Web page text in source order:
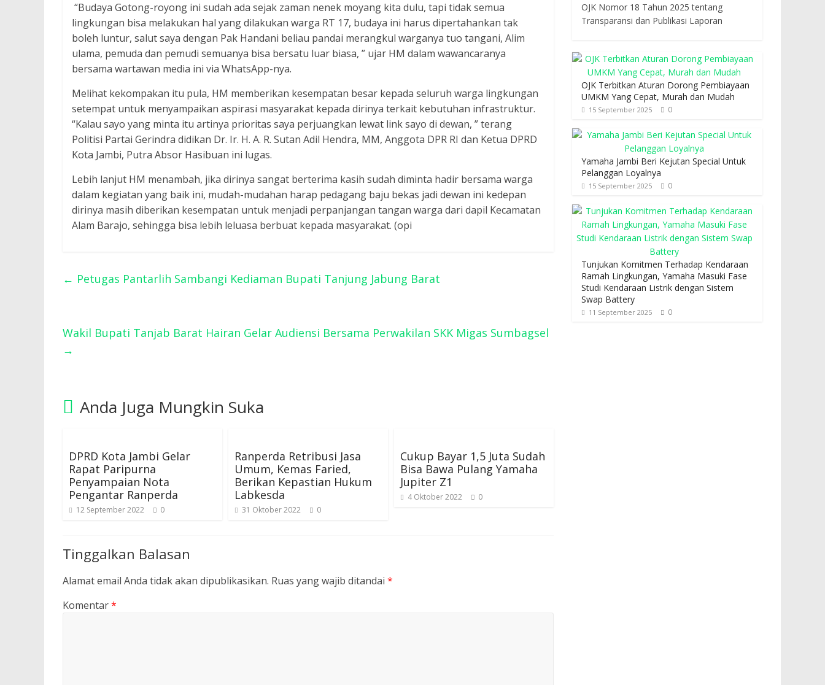
“Budaya Gotong-royong ini sudah ada sejak zaman nenek moyang kita dulu, tapi tidak semua
lingkungan bisa melakukan hal yang dilakukan warga RT 17, budaya ini harus dipertahankan tak
boleh luntur, salut saya dengan Pak Handani beliau pandai merangkul warganya tuo tangani, Alim
ulama, pemuda dan pemudi semuanya bisa bersatu luar biasa, ” ujar HM dalam wawancaranya
bersama wartawan media ini via WhatsApp-nya.
Melihat kekompakan itu pula, HM memberikan kesempatan besar kepada seluruh warga lingkungan
setempat untuk menyampaikan aspirasi masyarakat kepada dirinya terkait kebutuhan infrastruktur.
“Kalau sayo yang minta itu artinya prioritas saya perjuangkan lewat link sayo di dewan, ” terang
Politisi Partai Gerindra didikan Dr. Ir. H. A. R. Sutan Adil Hendra, MM, Anggota DPR RI dan Ketua DPRD
Kota Jambi, Putra Absor Hasibuan ini lugas.
Lebih lanjut HM menambah, jika dirinya sangat berterima kasih sudah diminta hadir bersama warga
dalam kegiatan yang baik ini, mudah-mudahan harap pedagang baju bekas jadi dewan ini kedepan
dirinya masih diberikan kesempatan untuk menjadi perpanjangan tangan warga dari dapil Kecamatan
Alam Barajo, sehingga bisa lebih leluasa berbuat kepada masyarakat. (opi
← Petugas Pantarlih Sambangi Kediaman Bupati Tanjung Jabung Barat
Wakil Bupati Tanjab Barat Hairan Gelar Audiensi Bersama Perwakilan SKK Migas Sumbagsel
→
Anda Juga Mungkin Suka
DPRD Kota Jambi Gelar
Rapat Paripurna
Penyampaian Nota
Pengantar Ranperda
12 September 2022 0
Ranperda Retribusi Jasa
Umum, Kemas Faried,
Berikan Kepastian Hukum
Labkesda
31 Oktober 2022 0
Cukup Bayar 1,5 Juta Sudah
Bisa Bawa Pulang Yamaha
Jupiter Z1
4 Oktober 2022 0
Tinggalkan Balasan
Alamat email Anda tidak akan dipublikasikan. Ruas yang wajib ditandai *
Komentar*
OJK Nomor 18 Tahun 2025 tentang
Transparansi dan Publikasi Laporan
OJK Terbitkan Aturan Dorong Pembiayaan
UMKM Yang Cepat, Murah dan Mudah
15 September 2025 0
Yamaha Jambi Beri Kejutan Special Untuk
Pelanggan Loyalnya
15 September 2025 0
Tunjukan Komitmen Terhadap Kendaraan
Ramah Lingkungan, Yamaha Masuki Fase
Studi Kendaraan Listrik dengan Sistem
Swap Battery
11 September 2025 0